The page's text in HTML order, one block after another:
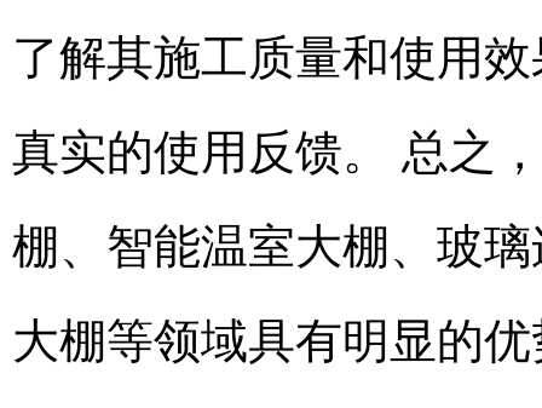
了解其施工质量和使用
真实的使用反馈。 总之
棚、智能温室大棚、玻
大棚等领域具有明显的